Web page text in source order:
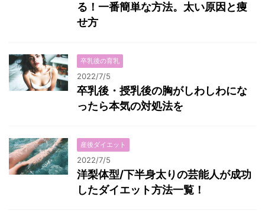
る！一番簡単な方法。太い原因と痩
せ方
卒乳後の育乳
2022/7/5
卒乳後・授乳後の胸がしわしわにな
ったら本気の対処法を
産後ダイエット
2022/7/5
洋梨体型/下半身太りの芸能人が成功
したダイエット方法一覧！